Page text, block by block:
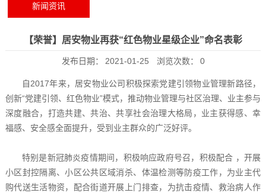
新闻资讯
【荣誉】居安物业再获“红色物业星级企业”命名表彰
发布日期： 2021-01-25 浏览次数： 0
自2017年来，居安物业公司积极探索党建引领物业管理新路径，
创新“党建引领、红色物业”模式，推动物业管理与社区治理、业主参与
深度融合，打造共建、共治、共享社会治理大格局，业主获得感、幸
福感、安全感全面提升，受到业主群众的广泛好评。
特别是新冠肺炎疫情期间，积极响应政府号召，积极配合 ，开展
小区封控隔离、小区公共区域消杀、体温检测等防疫工作，为业主代
购代送生活物资，配合街道开展上门排查，为抗击疫情、救治病人作